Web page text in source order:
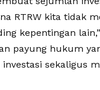
RTRW kita tidak
kepentingan
payung hukum
sekaligus